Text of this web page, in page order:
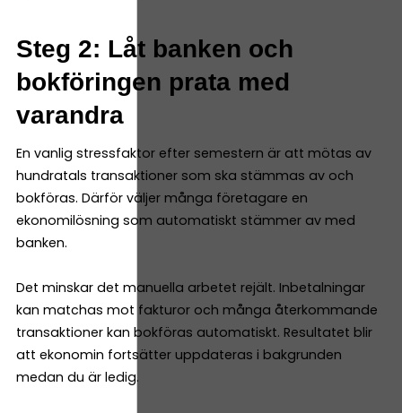
Steg 2: Låt banken och
bokföringen prata med
varandra
En vanlig stressfaktor efter semestern är att mötas av
hundratals transaktioner som ska stämmas av och
bokföras. Därför väljer många företagare en
ekonomilösning som automatiskt stämmer av med
banken.
Det minskar det manuella arbetet rejält. Inbetalningar
kan matchas mot fakturor och många återkommande
transaktioner kan bokföras automatiskt. Resultatet blir
att ekonomin fortsätter uppdateras i bakgrunden
medan du är ledig.